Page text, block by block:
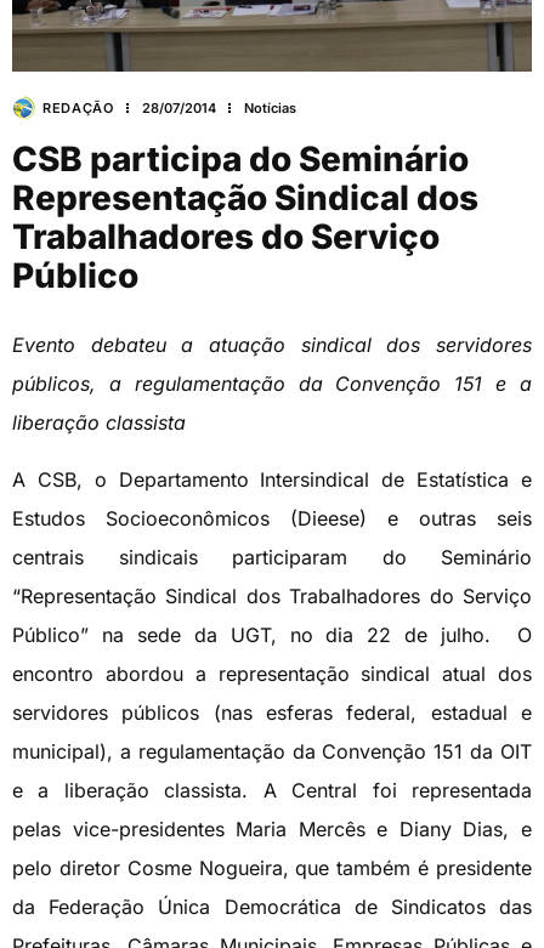
REDAÇÃO 28/07/2014 Notícias
CSB participa do Seminário
Representação Sindical dos
Trabalhadores do Serviço
Público
Evento debateu a atuação sindical dos servidores
públicos, a regulamentação da Convenção 151 e a
liberação classista
A CSB, o Departamento Intersindical de Estatística e
Estudos Socioeconômicos (Dieese) e outras seis
centrais sindicais participaram do Seminário
“Representação Sindical dos Trabalhadores do Serviço
Público” na sede da UGT, no dia 22 de julho. O
encontro abordou a representação sindical atual dos
servidores públicos (nas esferas federal, estadual e
municipal), a regulamentação da Convenção 151 da OIT
e a liberação classista. A Central foi representada
pelas vice-presidentes Maria Mercês e Diany Dias, e
pelo diretor Cosme Nogueira, que também é presidente
da Federação Única Democrática de Sindicatos das